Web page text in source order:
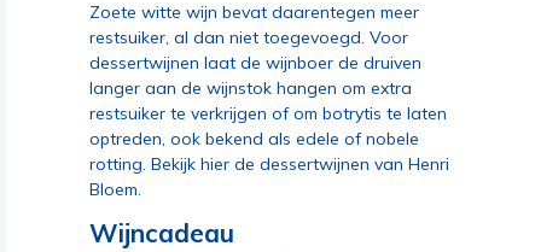
Zoete witte wijn bevat daarentegen meer
restsuiker, al dan niet toegevoegd. Voor
dessertwijnen laat de wijnboer de druiven
langer aan de wijnstok hangen om extra
restsuiker te verkrijgen of om botrytis te laten
optreden, ook bekend als edele of nobele
rotting. Bekijk hier de dessertwijnen van Henri
Bloem.
Wijncadeau